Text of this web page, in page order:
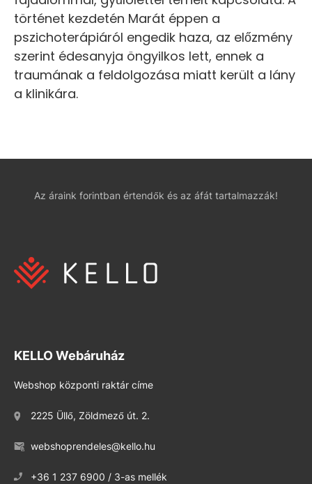
történet kezdetén Marát éppen a
pszichoterápiáról engedik haza, az előzmény
szerint édesanyja öngyilkos lett, ennek a
traumának a feldolgozása miatt került a lány
a klinikára.
Az áraink forintban értendők és az áfát tartalmazzák!
KELLO Webáruház
Webshop központi raktár címe
2225 Üllő, Zöldmező út. 2.
webshoprendeles@kello.hu
+36 1 237 6900 / 3-as mellék